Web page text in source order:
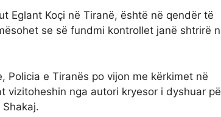
Eglant Koçi në Tiranë, është në qendër të
se së fundmi kontrollet janë shtrirë
Policia e Tiranës po vijon me kërkimet në
vizitoheshin nga autori kryesor i dyshuar